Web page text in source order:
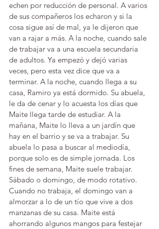
echen por reducción de personal. A varios
de sus compañeros los echaron y si la
cosa sigue así de mal, ya le dijeron que
van a rajar a más. A la noche, cuando sale
de trabajar va a una escuela secundaria
de adultos. Ya empezó y dejó varias
veces, pero esta vez dice que va a
terminar. A la noche, cuando llega a su
casa, Ramiro ya está dormido. Su abuela,
le da de cenar y lo acuesta los días que
Maite llega tarde de estudiar. A la
mañana, Maite lo lleva a un jardín que
hay en el barrio y se va a trabajar. Su
abuela lo pasa a buscar al mediodía,
porque solo es de simple jornada. Los
fines de semana, Maite suele trabajar.
Sábado o domingo, de modo rotativo.
Cuando no trabaja, el domingo van a
almorzar a lo de un tío que vive a dos
manzanas de su casa. Maite está
ahorrando algunos mangos para festejar